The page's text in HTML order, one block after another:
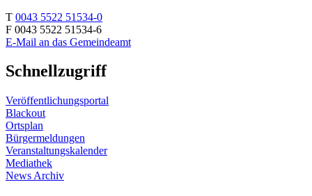
T 0043 5522 51534-0
F 0043 5522 51534-6
E-Mail an das Gemeindeamt
Schnellzugriff
Veröffentlichungsportal
Blackout
Ortsplan
Bürgermeldungen
Veranstaltungskalender
Mediathek
News Archiv